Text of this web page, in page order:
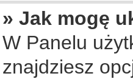
» Jak mogę
W Panelu
znajdziesz